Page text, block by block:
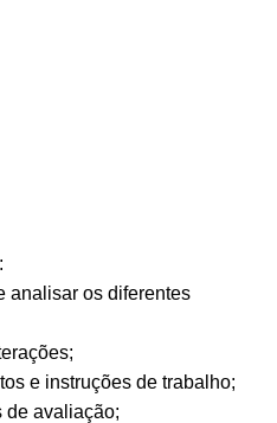
analisar os diferentes
e instruções de trabalho;
de avaliação;